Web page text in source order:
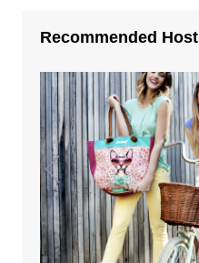
Recommended Host